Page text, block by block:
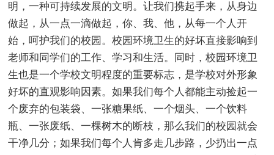
明，一种可持续发展的文明。让我们携起手来，从身边
做起，从一点一滴做起，你、我、他，从每一个人开
始，呵护我们的校园。校园环境卫生的好坏直接影响到
老师和同学们的工作、学习和生活。同时，校园环境卫
生也是一个学校文明程度的重要标志，是学校对外形象
好坏的直观影响因素。如果我们每个人都能主动捡起一
个废弃的包装袋、一张糖果纸、一个烟头、一个饮料
瓶、一张废纸、一棵树木的断枝，那么我们的校园就会
干净几分；如果我们每个人肯多走几步路，少扔出一点